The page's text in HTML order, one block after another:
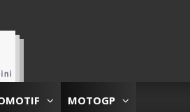
MOTOGP